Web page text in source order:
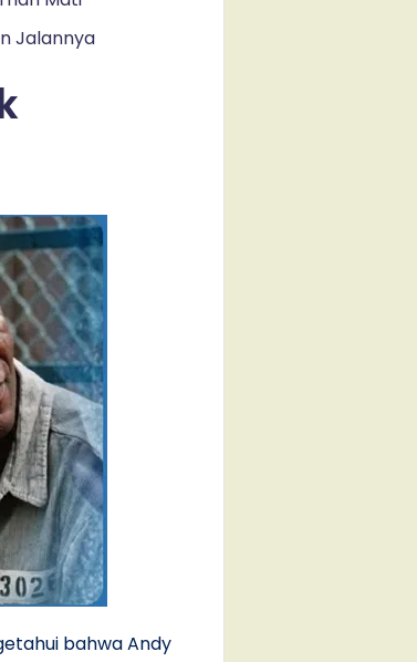
Jalannya
bahwa Andy